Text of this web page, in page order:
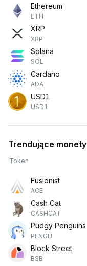
Ethereum
ETH
XRP
XRP
Solana
SOL
Cardano
ADA
USD1
USD1
Trendujące monety
Token
Fusionist
ACE
Cash Cat
CASHCAT
Pudgy Penguins
PENGU
Block Street
BSB